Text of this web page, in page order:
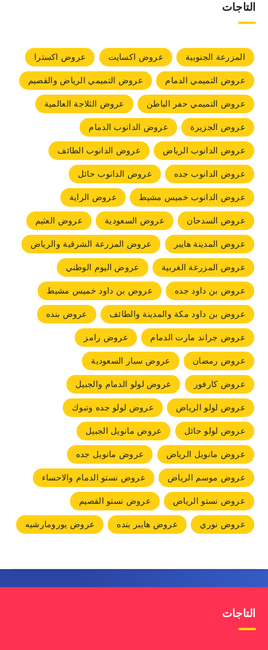
التاجات
المزرعة الجنوبية عروض اكسايت
عروض اكسترا
عروض التميمي الدمام
عروض التميمي الرياض والقصيم
عروض التميمي حفر الباطن
عروض الثلاجة العالمية
عروض الجزيرة
عروض الدانوب الدمام
عروض الدانوب الرياض
عروض الدانوب الطائف
عروض الدانوب جده
عروض الدانوب حائل
عروض الدانوب خميس مشيط
عروض الراية
عروض السدحان
عروض السعودية
عروض العثيم
عروض المدينة هايبر
عروض المزرعة الشرقية والرياض
عروض المزرعة الغربية
عروض اليوم الوطني
عروض بن داود جده
عروض بن داود خميس مشيط
عروض بن داود مكة والمدينة والطائف
عروض بنده
عروض جراند مارت الدمام
عروض رامز
عروض رمضان
عروض سبار السعودية
عروض كارفور
عروض لولو الدمام والجبيل
عروض لولو الرياض
عروض لولو جده وتبوك
عروض لولو حائل
عروض مانويل الجبيل
عروض مانويل الرياض
عروض مانويل جده
عروض موسم الرياض
عروض نستو الدمام والاحساء
عروض نستو الرياض
عروض نستو القصيم
عروض نوري
عروض هايبر بنده عروض يورومارشيه
التاجات